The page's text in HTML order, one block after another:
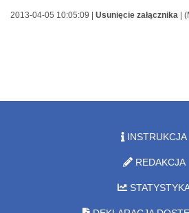
2013-04-05 10:05:09 | Usunięcie załącznika |
INSTRUKCJA
REDAKCJA